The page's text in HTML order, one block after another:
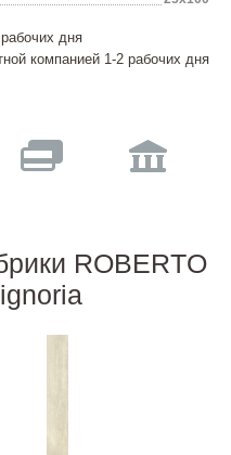
дня
компанией 1-2 рабочих дня
ROBERTO